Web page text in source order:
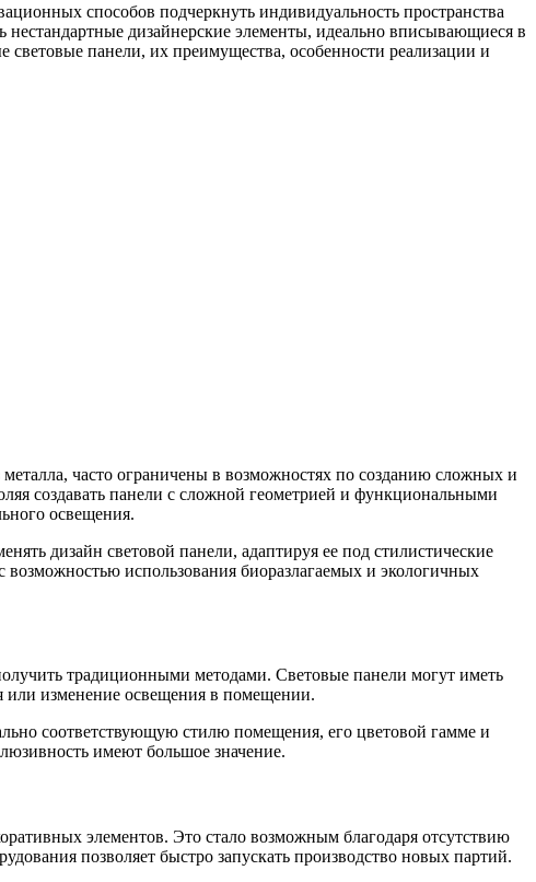
способов подчеркнуть индивидуальность пространства
нестандартные дизайнерские элементы, идеально вписывающиеся в
панели, их преимущества, особенности реализации и
часто ограничены в возможностях по созданию сложных и
создавать панели с сложной геометрией и функциональными
освещения.
дизайн световой панели, адаптируя ее под стилистические
возможностью использования биоразлагаемых и экологичных
традиционными методами. Световые панели могут иметь
или изменение освещения в помещении.
соответствующую стилю помещения, его цветовой гамме и
имеют большое значение.
элементов. Это стало возможным благодаря отсутствию
позволяет быстро запускать производство новых партий.